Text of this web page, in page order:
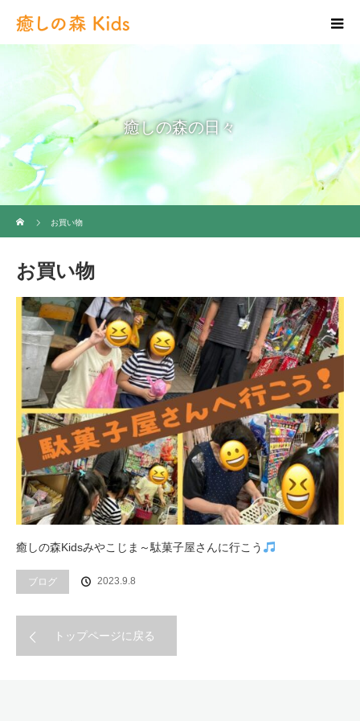
癒しの森の日々
お買い物
お買い物
癒しの森Kidsみやこじま～駄菓子屋さんに行こう
ブログ 2023.9.8
トップページに戻る